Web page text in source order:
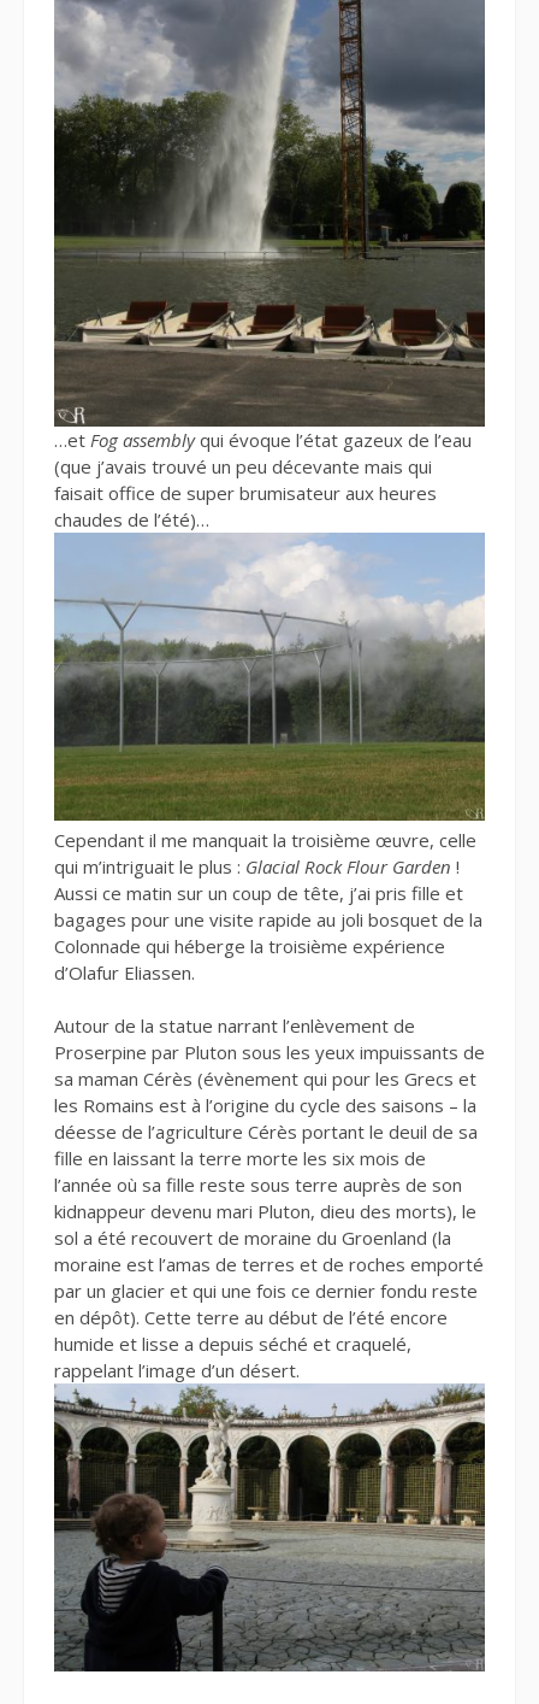
…et Fog assemblyqui évoque l’état gazeux de l’eau
(que j’avais trouvé un peu décevante mais qui
faisait office de super brumisateur aux heures
chaudes de l’été)…
Cependant il me manquait la troisième œuvre, celle
qui m’intriguait le plus : Glacial Rock Flour Garden !
Aussi ce matin sur un coup de tête, j’ai pris fille et
bagages pour une visite rapide au joli bosquet de la
Colonnade qui héberge la troisième expérience
d’Olafur Eliassen.
Autour de la statue narrant l’enlèvement de
Proserpine par Pluton sous les yeux impuissants de
sa maman Cérès (évènement qui pour les Grecs et
les Romains est à l’origine du cycle des saisons – la
déesse de l’agriculture Cérès portant le deuil de sa
fille en laissant la terre morte les six mois de
l’année où sa fille reste sous terre auprès de son
kidnappeur devenu mari Pluton, dieu des morts), le
sol a été recouvert de moraine du Groenland (la
moraine est l’amas de terres et de roches emporté
par un glacier et qui une fois ce dernier fondu reste
en dépôt). Cette terre au début de l’été encore
humide et lisse a depuis séché et craquelé,
rappelant l’image d’un désert.